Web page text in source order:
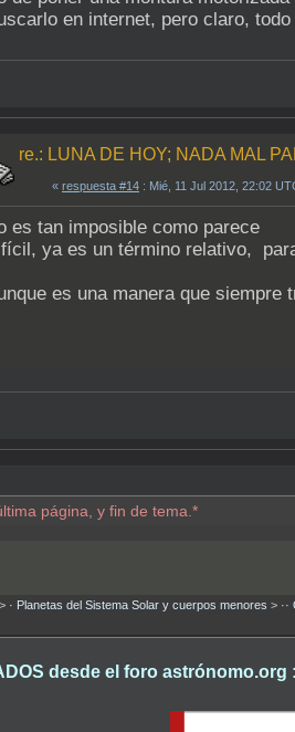
en internet, pero claro,
re.: LUNA DE HOY; NADA MAL
« respuesta #14 : Mié, 11 Jul 2012, 22:02
es tan imposible como parece
ya es un término relativo,
es una manera que siempre
página, y fin de tema.*
> · Planetas del Sistema Solar y cuerpos menores >
desde el foro astrónomo.org